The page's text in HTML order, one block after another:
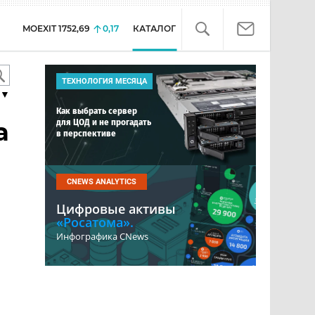
MOEXIT 1752,69 0,17 КАТАЛОГ
▼
ТЕХНОЛОГИЯ МЕСЯЦА
Как выбрать сервер
для ЦОД и не прогадать
в перспективе
CNEWS ANALYTICS
Цифровые активы
«Росатома».
Инфографика CNews